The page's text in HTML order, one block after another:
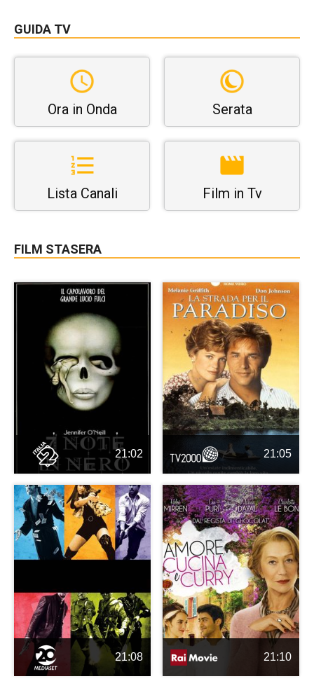
GUIDA TV
Ora in Onda Serata
Lista Canali Film in Tv
FILM STASERA
21:02 21:05
21:08 21:10